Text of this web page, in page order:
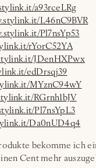
a93rceLRg
L46nC9BVR
Pl7nsYp53
rYorC52YA
JDenHXPwx
edDrsqj39
MYznC94wY
RGrnh1bJV
Pl7nsYpL3
Da0nUD4q4
bekomme ich
Cent mehr